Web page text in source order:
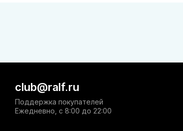
club@ralf.ru
Поддержка покупателей
Ежедневно, с 8:00 до 22:00